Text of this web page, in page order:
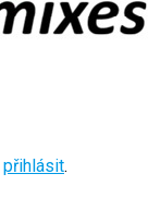
přihlásit.